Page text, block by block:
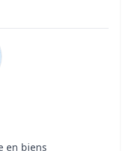
en biens